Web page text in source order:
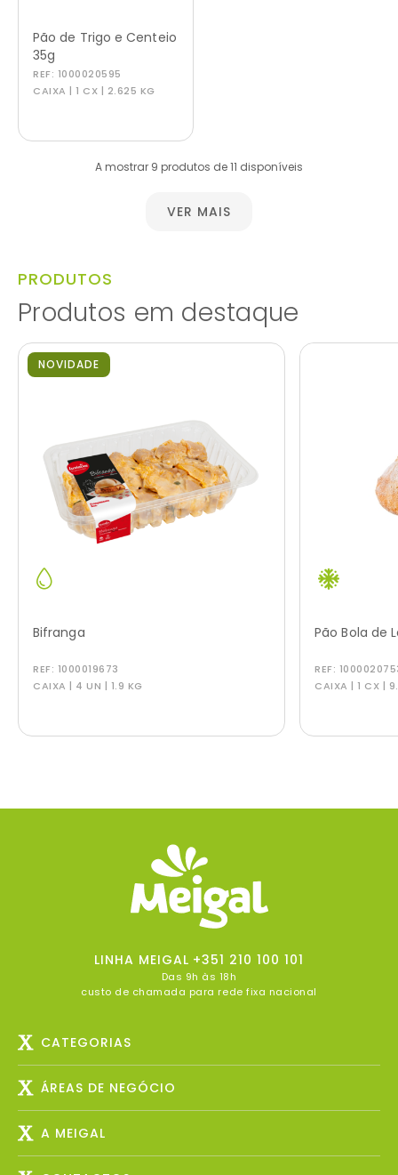
Pão de Trigo e Centeio
35g
REF: 1000020595
CAIXA | 1 CX | 2.625 KG
A mostrar 9 produtos de 11 disponíveis
VER MAIS
PRODUTOS
Produtos em destaque
NOVIDADE
Bifranga
REF: 1000019673
CAIXA | 4 UN | 1.9 KG
Pão Bola de
REF:
CAIXA | 1 CX |
LINHA MEIGAL +351 210 100 101
Das 9h às 18h
custo de chamada para rede fixa nacional
CATEGORIAS
ÁREAS DE NEGÓCIO
A MEIGAL